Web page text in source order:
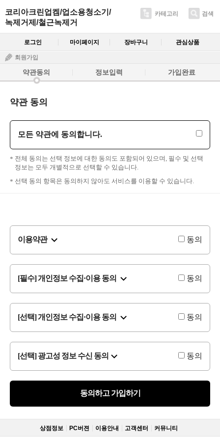
코리아크린업켐/업소용청소기/
녹제거제/철근녹제거
카테고리 검색
로그인 마이페이지 장바구니 관심상품
회원가입
약관동의 정보입력 가입완료
약관 동의
모든 약관에 동의합니다.
전체 동의는 선택 정보에 대한 동의도 포함되어 있으며, 필수 및 선택
정보는 모두 개별적으로 선택할 수 있습니다.
선택 동의 항목은 동의하지 않아도 서비스를 이용할 수 있습니다.
이용약관 동의
[필수] 개인정보 수집·이용 동의 동의
[선택] 개인정보 수집·이용 동의 동의
[선택] 광고성 정보 수신 동의 동의
동의하고 가입하기
상점정보 PC버젼 이용안내 고객센터 커뮤니티